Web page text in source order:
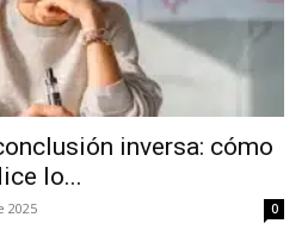
inversa: cómo
lo...
2025 0